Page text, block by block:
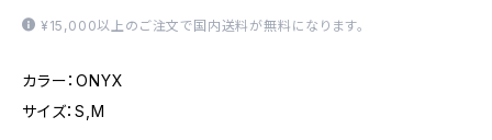
¥15,000以上のご注文で国内送料が無料になります。
カラー：ONYX
サイズ：S,M